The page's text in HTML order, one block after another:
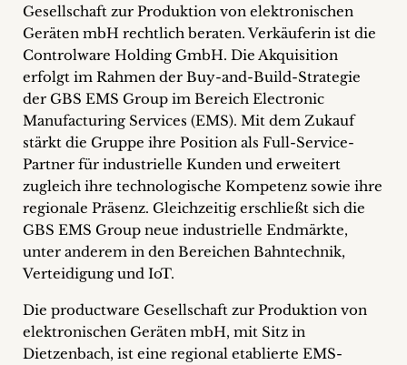
+
Blog
&
Podcasts
+
Team
Philosophie
Presseanfragen
Gesellschaft zur Produktion von elektronischen
Geräten mbH rechtlich beraten. Verkäuferin ist die
Controlware Holding GmbH. Die Akquisition
erfolgt im Rahmen der Buy-and-Build-Strategie
der GBS EMS Group im Bereich Electronic
Manufacturing Services (EMS). Mit dem Zukauf
stärkt die Gruppe ihre Position als Full-Service-
Partner für industrielle Kunden und erweitert
zugleich ihre technologische Kompetenz sowie ihre
regionale Präsenz. Gleichzeitig erschließt sich die
GBS EMS Group neue industrielle Endmärkte,
unter anderem in den Bereichen Bahntechnik,
Verteidigung und IoT.
Die productware Gesellschaft zur Produktion von
elektronischen Geräten mbH, mit Sitz in
Dietzenbach, ist eine regional etablierte EMS-